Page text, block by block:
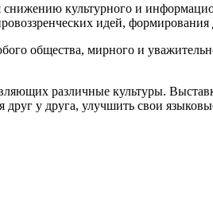
снижению культурного и
идей,
общества, мирного и
различные культуры.
у друга, улучшить свои